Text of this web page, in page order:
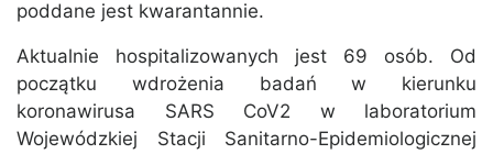
poddane jest kwarantannie.
Aktualnie hospitalizowanych jest 69 osób. Od
początku wdrożenia badań w kierunku
koronawirusa SARS CoV2 w laboratorium
Wojewódzkiej Stacji Sanitarno-Epidemiologicznej